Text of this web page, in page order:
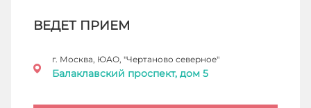
ВЕДЕТ ПРИЕМ
г. Москва, ЮАО, "Чертаново северное"
Балаклавский проспект, дом 5